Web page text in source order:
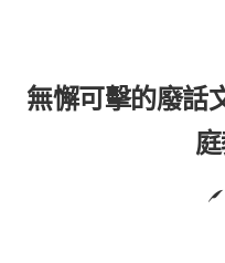
無懈可擊的廢話